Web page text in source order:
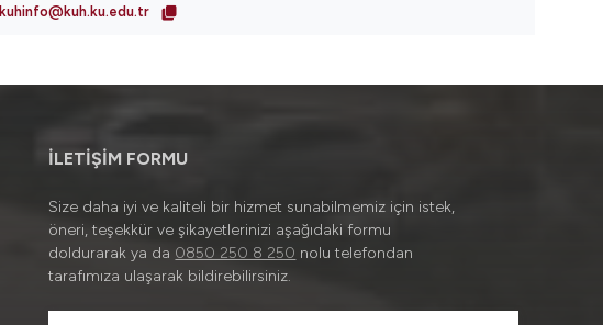
kuhinfo@kuh.ku.edu.tr
İLETİŞİM FORMU
Size daha iyi ve kaliteli bir hizmet sunabilmemiz için istek,
öneri, teşekkür ve şikayetlerinizi aşağıdaki formu
doldurarak ya da 0850 250 8 250 nolu telefondan
tarafımıza ulaşarak bildirebilirsiniz.